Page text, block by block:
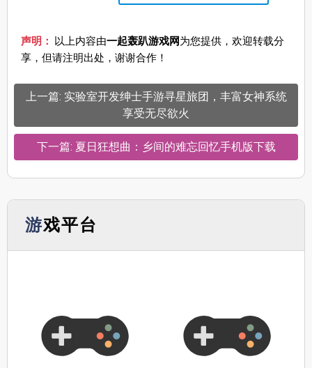
声明： 以上内容由一起轰趴游戏网为您提供，欢迎转载分
享，但请注明出处，谢谢合作！
上一篇: 实验室开发绅士手游寻星旅团，丰富女神系统
享受无尽欲火
下一篇: 夏日狂想曲：乡间的难忘回忆手机版下载
游戏平台